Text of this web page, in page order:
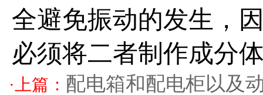
全避免振动的发生，
必须将二者制作成分
·上篇： 配电箱和配电柜以及